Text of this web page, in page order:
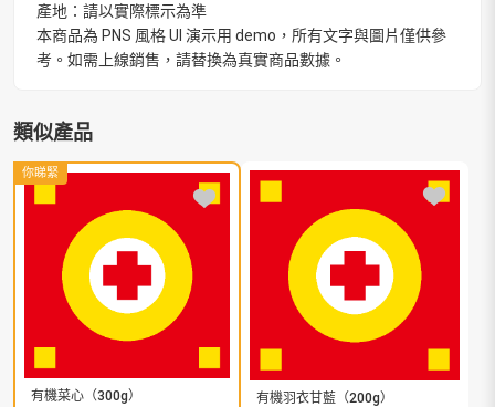
產地：請以實際標示為準
本商品為 PNS 風格 UI 演示用 demo，所有文字與圖片僅供參
考。如需上線銷售，請替換為真實商品數據。
類似產品
你睇緊
有機菜心（300g） 有機羽衣甘藍（200g）